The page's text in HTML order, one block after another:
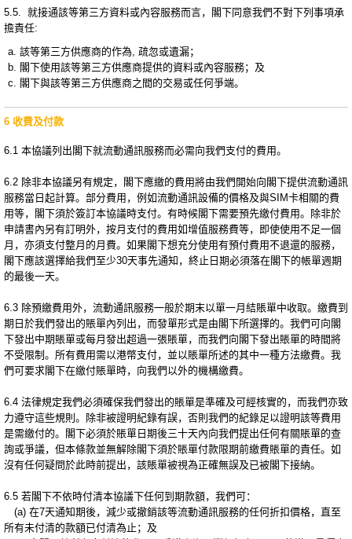
5.5. 就接通該等第三方資料或內容服務而言，閣下同意我們不對下列事項承
擔責任:
該等第三方供應商的作為, 疏忽或遺漏；
閣下使用該等第三方供應商提供的資料或內容服務；及
閣下與該等第三方供應商之間的交易或任何爭端。
6 收費及付款
6.1 本協議列出閣下就流動通訊服務而必需向我們支付的費用。
6.2 除非本協議另有規定，閣下應繳的費用將由我們開始向閣下提供流動通訊
服務當日起計算。部分費用，例如流動通訊設備的價格及與SIM卡相關的費
用等，閣下須於簽訂本協議時支付。有時候閣下需要預先繳付費用。除非於
申請書內另有訂明外，按月支付的費用如增值服務費等，即使使用不足一個
月，亦須支付整月的月費。如果閣下想充分使用有預付費用不退還的服務，
閣下應該選擇給我們至少30天事先通知，終止日期必須落在閣下的帳單週期
的最後一天。
6.3 除預繳費用外，流動通訊服務一般於期末以單一月結賬單中收取。繳費到
期日於我們發出的賬單內列出，而發單形式是由閣下所選擇的。我們可向閣
下發出中期賬單或每月發出超過一張賬單，而我們向閣下發出賬單的時間將
不受限制。所有費用需以港幣支付，並以賬單所述的其中一種方法繳費。我
們可要求閣下在繳付賬單時，向我們以外的機構繳費。
6.4 法律規定我們必須確保我們發出的賬單是準確及可經核實的，而我們亦致
力遵守這些規則。除非被證明紀錄有誤，否則我們的紀錄足以證明該等費用
是需繳付的。閣下必須於賬單日期後三十天內向我們提出任何有關賬單的查
詢或爭議，但本條款並無解除閣下須於賬單付款限期前繳費賬單的責任。如
沒有任何疑問於此時前提出，該賬單被視為正確無誤及已被閣下接納。
6.5 若閣下不依時付清本協議下任何到期款額，我們可：
(a) 在7天通知期後，減少或撤銷該等流動通訊服務的任何折扣價格，直至
所有未付清的款額已付清為止；及